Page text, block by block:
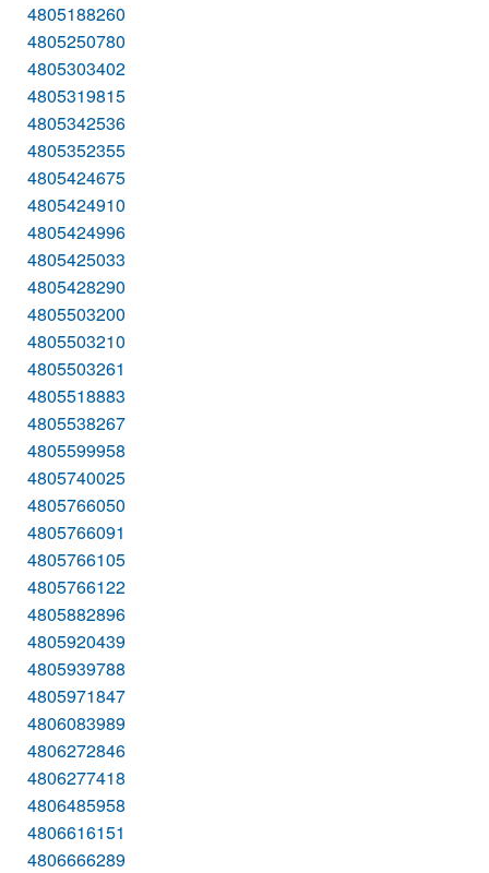
4805188260
4805250780
4805303402
4805319815
4805342536
4805352355
4805424675
4805424910
4805424996
4805425033
4805428290
4805503200
4805503210
4805503261
4805518883
4805538267
4805599958
4805740025
4805766050
4805766091
4805766105
4805766122
4805882896
4805920439
4805939788
4805971847
4806083989
4806272846
4806277418
4806485958
4806616151
4806666289